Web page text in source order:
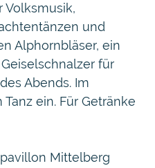
Volksmusik,
und
Alphornbläser, ein
für
Abends. Im
ein. Für Getränke
Mittelberg